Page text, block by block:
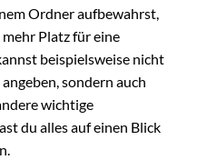
Ordner aufbewahrst,
Platz für eine
beispielsweise nicht
sondern auch
wichtige
du alles auf einen Blick